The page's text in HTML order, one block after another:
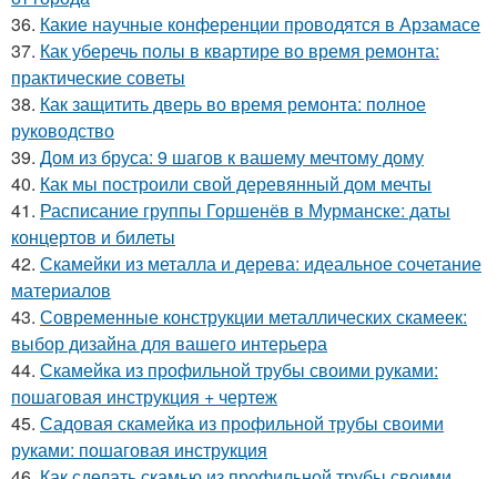
36. Какие научные конференции проводятся в Арзамасе
37. Как уберечь полы в квартире во время ремонта:
практические советы
38. Как защитить дверь во время ремонта: полное
руководство
39. Дом из бруса: 9 шагов к вашему мечтому дому
40. Как мы построили свой деревянный дом мечты
41. Расписание группы Горшенёв в Мурманске: даты
концертов и билеты
42. Скамейки из металла и дерева: идеальное сочетание
материалов
43. Современные конструкции металлических скамеек:
выбор дизайна для вашего интерьера
44. Скамейка из профильной трубы своими руками:
пошаговая инструкция + чертеж
45. Садовая скамейка из профильной трубы своими
руками: пошаговая инструкция